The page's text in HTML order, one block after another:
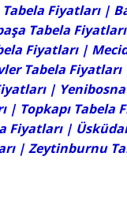
Tabela Fiyatları |
Tabela Fiyatları
Fiyatları|
Tabela Fiyatları
|
| Topkapı Tabela
|
|Zeytinburnu